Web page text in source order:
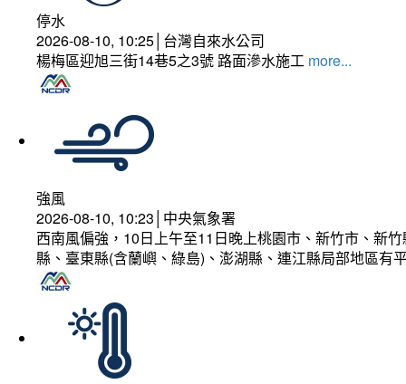
停水
2026-08-10, 10:25│台灣自來水公司
楊梅區迎旭三街14巷5之3號 路面滲水施工 more...
強風
2026-08-10, 10:23│中央氣象署
西南風偏強，10日上午至11日晚上桃園市、新竹市、新
縣、臺東縣(含蘭嶼、綠島)、澎湖縣、連江縣局部地區